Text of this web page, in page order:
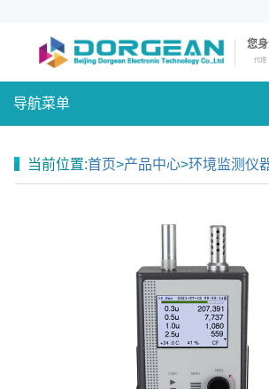
您
代理
导航菜单
当前位置:首页>产品中心>环境监测仪